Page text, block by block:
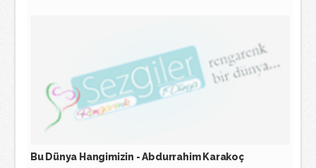
Bu Dünya Hangimizin - Abdurrahim Karakoç